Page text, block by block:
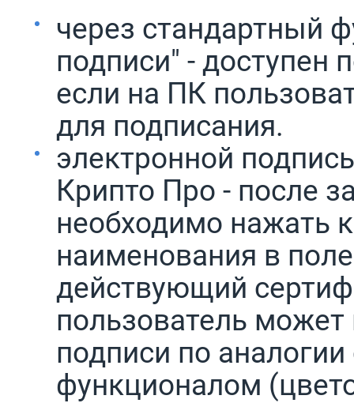
через стандартный
подписи" - доступен
если на ПК
для подписания.
электронной
Крипто Про - после
необходимо нажать
наименования в
действующий
пользователь
подписи по
функционалом